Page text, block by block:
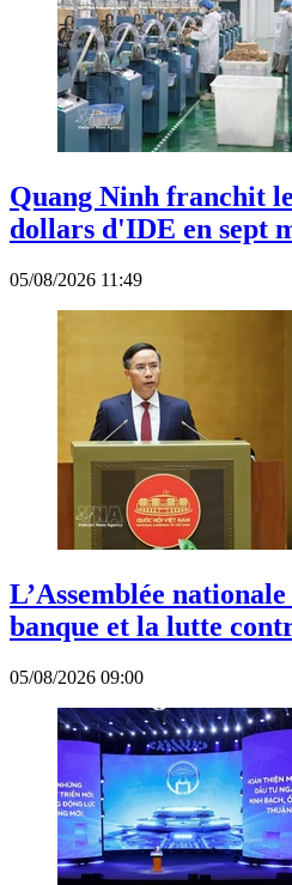
Quang Ninh franchit
dollars d'IDE en sept
05/08/2026 11:49
L’Assemblée
banque et la lutte
05/08/2026 09:00